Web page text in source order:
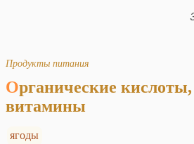
Продукты питания
Органические кислоты, липиды,
витамины
ягоды